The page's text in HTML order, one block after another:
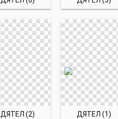
ДЯТЕЛ (2) ДЯТЕЛ (1)